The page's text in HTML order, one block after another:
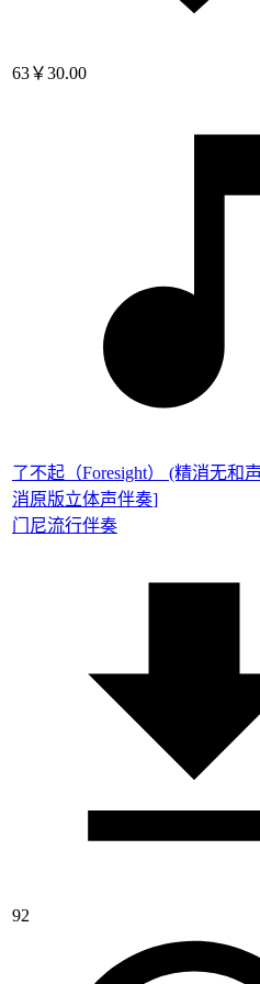
63￥30.00
了不起（Foresight） (精消无和
消原版立体声伴奏]
门尼流行伴奏
92